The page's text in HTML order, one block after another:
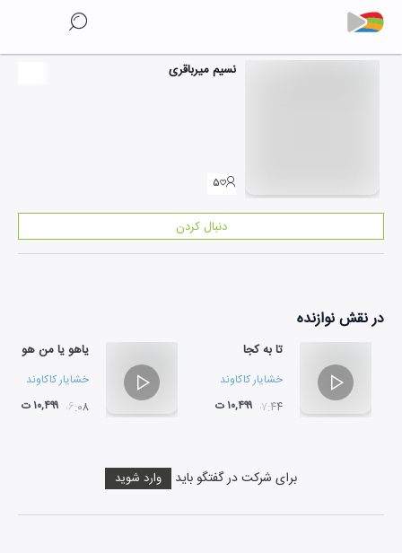
نسیم میرباقری
۵
دنبال کردن
در نقشنوازنده
تا به کجا
خشایار کاکاوند
۰۷:۴۴ ۱۰,۴۹۹ ت
یاهو یا من هو
خشایار کاکاوند
۰۶:۰۸ ۱۰,۴۹۹ ت
برای شرکت در گفتگو باید وارد شوید